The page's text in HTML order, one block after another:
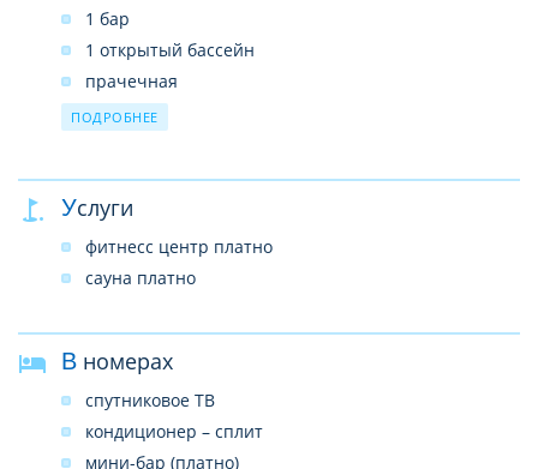
1 бар
1 открытый бассейн
прачечная
Wi-Fi на территории отеля (бесплатно)
ПОДРОБНЕЕ
Услуги
фитнесс центр платно
сауна платно
В номерах
спутниковое ТВ
кондиционер – сплит
мини-бар (платно)